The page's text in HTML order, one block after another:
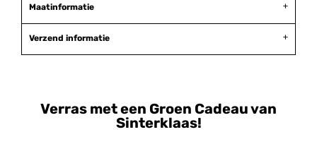
Maatinformatie
Verzend informatie
Verras met een Groen Cadeau van
Sinterklaas!